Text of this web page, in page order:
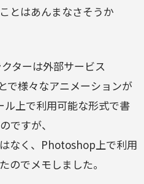
とはあんまなさそうか
ターは外部サービス
で様々なアニメーションが
ル上で利用可能な形式で書
ですが、
なく、Photoshop上で利用
のでメモしました。